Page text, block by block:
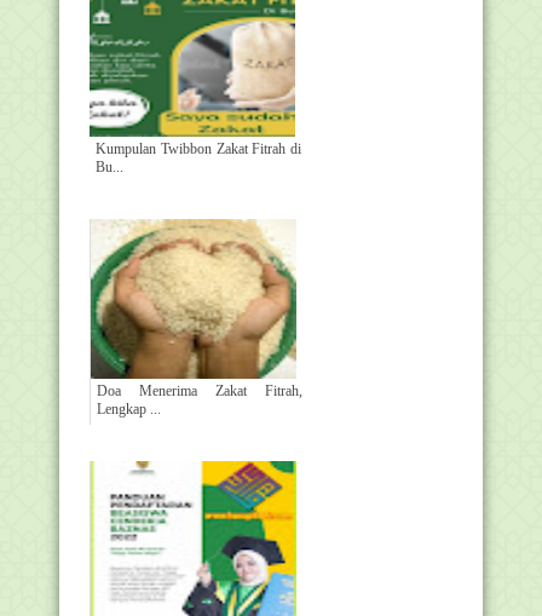
Kumpulan Twibbon Zakat Fitrah di
Bu...
Doa Menerima Zakat Fitrah,
Lengkap ...